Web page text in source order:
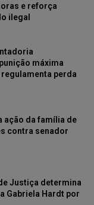
e reforça
ilegal
máxima
perda
ação da família de
contra senador
Justiça determina
Gabriela Hardt por